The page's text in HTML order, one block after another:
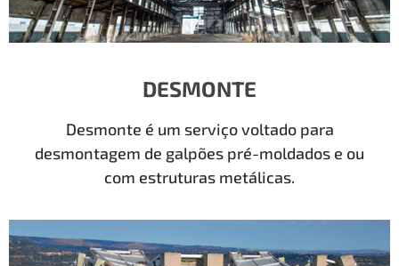
DESMONTE
Desmonte é um serviço voltado para
desmontagem de galpões pré-moldados e ou
com estruturas metálicas.